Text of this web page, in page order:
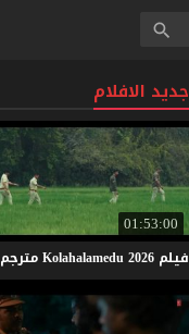
جديد الافلام
01:53:00
فيلم Kolahalamedu2026 مترجم